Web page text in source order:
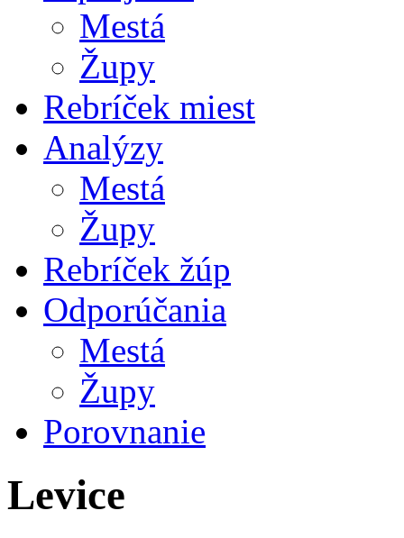
Mestá
Župy
Rebríček miest
Analýzy
Mestá
Župy
Rebríček žúp
Odporúčania
Mestá
Župy
Porovnanie
Levice